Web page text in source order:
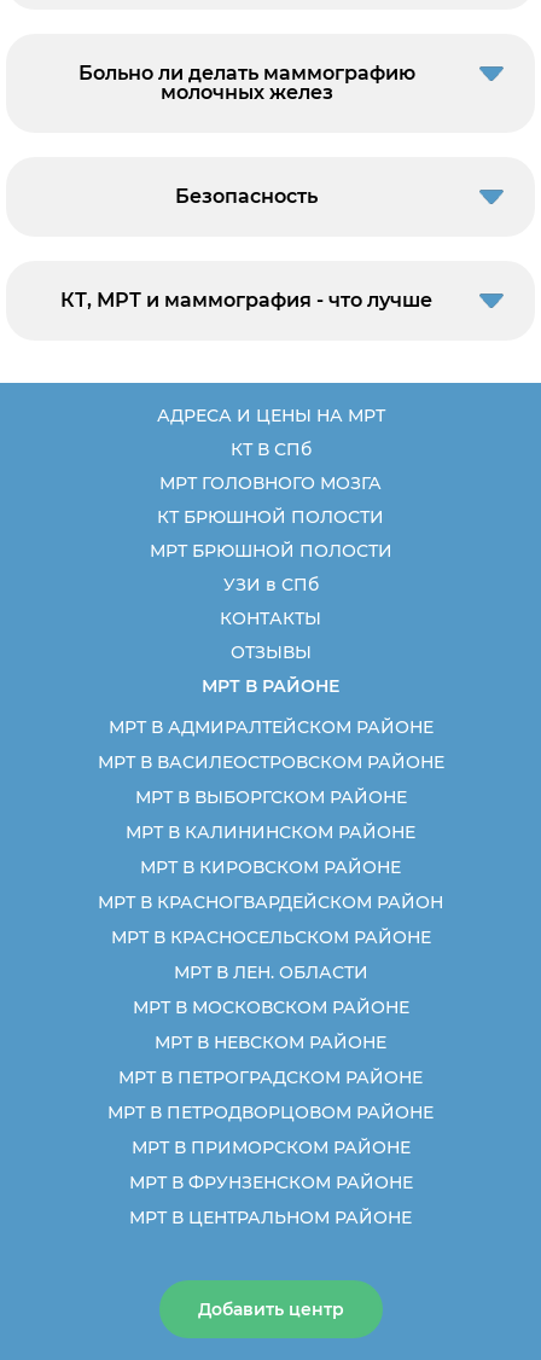
Больно ли делать маммографию
молочных желез
Безопасность
КТ, МРТ и маммография - что лучше
АДРЕСА И ЦЕНЫ НА МРТ
КТ В СПб
МРТ ГОЛОВНОГО МОЗГА
КТ БРЮШНОЙ ПОЛОСТИ
МРТ БРЮШНОЙ ПОЛОСТИ
УЗИ в СПб
КОНТАКТЫ
ОТЗЫВЫ
МРТ В РАЙОНЕ
МРТ В АДМИРАЛТЕЙСКОМ РАЙОНЕ
МРТ В ВАСИЛЕОСТРОВСКОМ РАЙОНЕ
МРТ В ВЫБОРГСКОМ РАЙОНЕ
МРТ В КАЛИНИНСКОМ РАЙОНЕ
МРТ В КИРОВСКОМ РАЙОНЕ
МРТ В КРАСНОГВАРДЕЙСКОМ РАЙОН
МРТ В КРАСНОСЕЛЬСКОМ РАЙОНЕ
МРТ В ЛЕН. ОБЛАСТИ
МРТ В МОСКОВСКОМ РАЙОНЕ
МРТ В НЕВСКОМ РАЙОНЕ
МРТ В ПЕТРОГРАДСКОМ РАЙОНЕ
МРТ В ПЕТРОДВОРЦОВОМ РАЙОНЕ
МРТ В ПРИМОРСКОМ РАЙОНЕ
МРТ В ФРУНЗЕНСКОМ РАЙОНЕ
МРТ В ЦЕНТРАЛЬНОМ РАЙОНЕ
Добавить центр